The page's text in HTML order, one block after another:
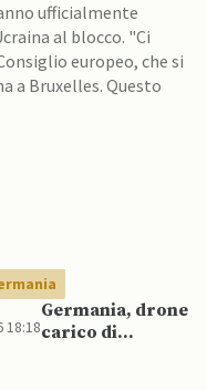
ufficialmente
al blocco. "Ci
europeo, che si
a Bruxelles. Questo
18:18
Germania, drone
carico di